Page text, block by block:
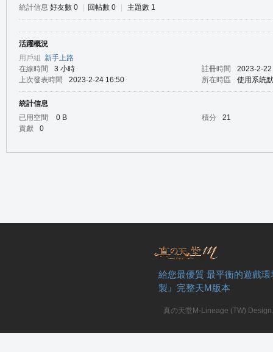
統計信息 好友數 0 回帖數 0 主題數 1
活躍概況
用戶組 新手上路
在線時間
3 小時 註冊時間
2023-2-
上次發表時間
2023-2-24 16:50 所在時區 使用系統
統計信息
已用空間
0 B 積分
21
貢獻
0
給您最優質 最平衡的遊戲
製』完整天M版本
真の天堂M-Lineage (TW)